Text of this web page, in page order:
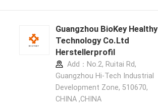
Guangzhou BioKey Healthy
Technology Co.Ltd
Herstellerprofil
Add：No.2, Ruitai Rd,
Guangzhou Hi-Tech Industrial
Development Zone, 510670,
CHINA ,CHINA